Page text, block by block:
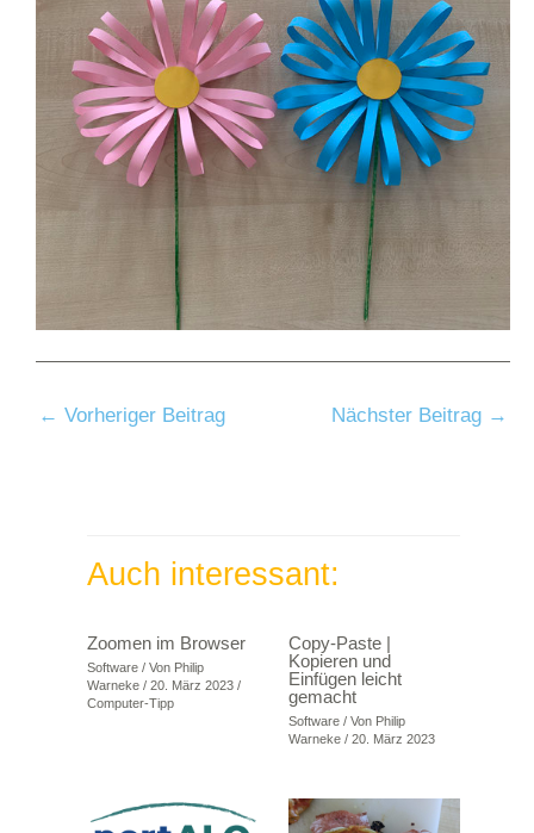
← Vorheriger Beitrag Nächster Beitrag →
Auch interessant:
Zoomen im Browser
Software/ Von Philip
Warneke / 20. März 2023 /
Computer-Tipp
Copy-Paste |
Kopieren und
Einfügen leicht
gemacht
Software/ Von Philip
Warneke / 20. März 2023